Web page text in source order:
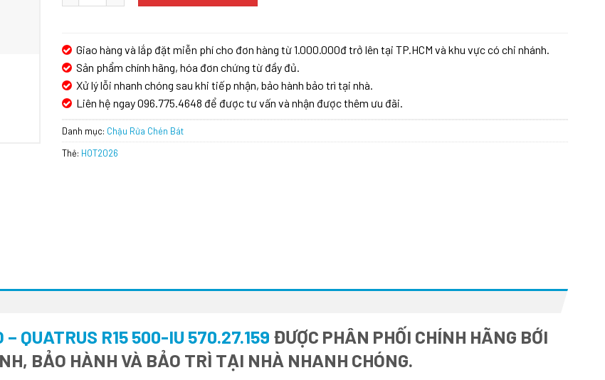
Giao hàng và lắp đặt miễn phí cho đơn hàng từ 1.000.000đ trở lên tại TP.HCM và khu vực có chi nhánh.
Sản phẩm chính hãng, hóa đơn chứng từ đầy đủ.
Xử lý lỗi nhanh chóng sau khi tiếp nhận, bảo hành bảo trì tại nhà.
Liên hệ ngay 096.775.4648 để được tư vấn và nhận được thêm ưu đãi.
Danh mục: Chậu Rửa Chén Bát
Thẻ: HOT2026
QUATRUS R15 500-IU 570.27.159 ĐƯỢC PHÂN PHỐI CHÍNH HÃNG BỚI
BẢO HÀNH VÀ BẢO TRÌ TẠI NHÀ NHANH CHÓNG.